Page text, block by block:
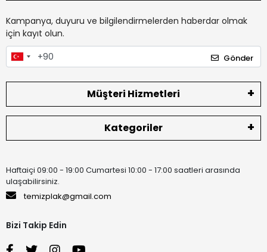
Kampanya, duyuru ve bilgilendirmelerden haberdar olmak
için kayıt olun.
Gönder
Müşteri Hizmetleri
Kategoriler
Haftaiçi 09:00 - 19:00 Cumartesi 10:00 - 17:00 saatleri arasında
ulaşabilirsiniz.
temizplak@gmail.com
Bizi Takip Edin